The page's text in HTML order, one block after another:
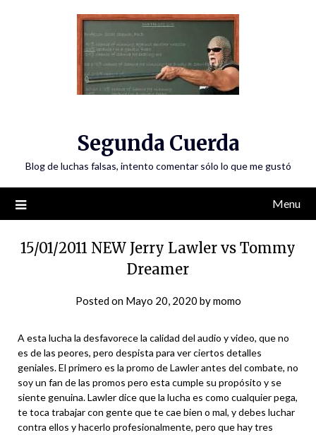
Segunda Cuerda
Blog de luchas falsas, intento comentar sólo lo que me gustó
Menu
15/01/2011 NEW Jerry Lawler vs Tommy
Dreamer
Posted on Mayo 20, 2020 bymomo
A esta lucha la desfavorece la calidad del audio y video, que no
es de las peores, pero despista para ver ciertos detalles
geniales. El primero es la promo de Lawler antes del combate, no
soy un fan de las promos pero esta cumple su propósito y se
siente genuina. Lawler dice que la lucha es como cualquier pega,
te toca trabajar con gente que te cae bien o mal, y debes luchar
contra ellos y hacerlo profesionalmente, pero que hay tres